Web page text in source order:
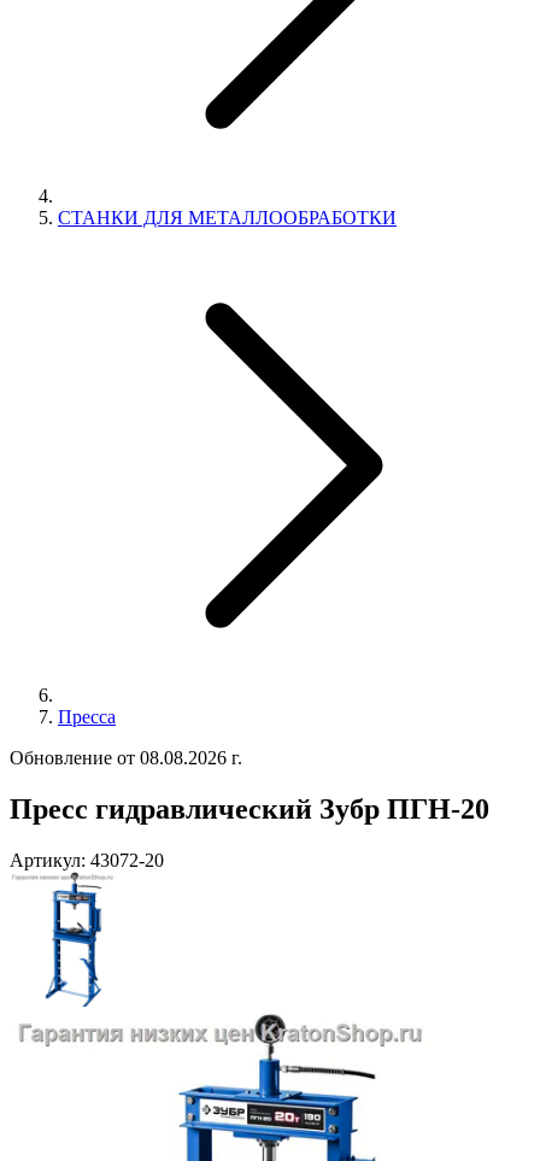
СТАНКИ ДЛЯ МЕТАЛЛООБРАБОТКИ
Пресса
Обновление от 08.08.2026 г.
Пресс гидравлический Зубр ПГН-20
Артикул: 43072-20